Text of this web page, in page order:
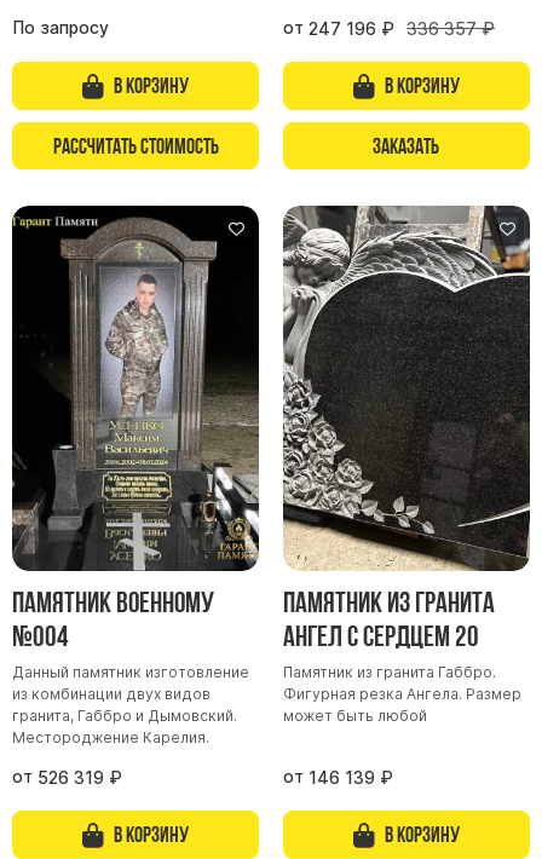
По запросу
В корзину
Рассчитать стоимость
от 247 196 ₽ 336 357 ₽
В корзину
Заказать
Памятник военному
№004
Данный памятник изготовление
из комбинации двух видов
гранита, Габбро и Дымовский.
Местороджение Карелия.
от 526 319 ₽
В корзину
Памятник из гранита
Ангел с сердцем 20
Памятник из гранита Габбро.
Фигурная резка Ангела. Размер
может быть любой
от 146 139 ₽
В корзину